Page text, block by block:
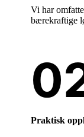
Vi har
bærekraftige
Praktisk